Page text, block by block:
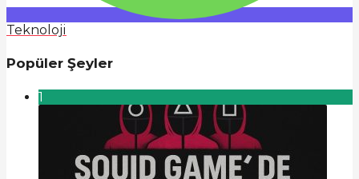
Teknoloji
Popüler Şeyler
1